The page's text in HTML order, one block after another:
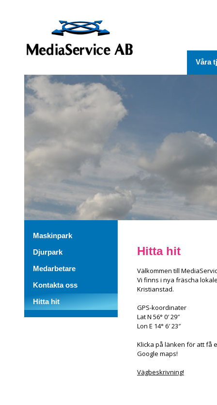
Våra
Maskinpark
Djurpark
Medarbetare
Kontakta oss
Hitta hit
Hitta hit
Välkommen till
Vi finns i nya fräscha
Kristianstad.
GPS-koordinater
Lat N 56° 0′ 29″
Lon E 14° 6′ 23″
Klicka på länken för att få
Google maps!
Vägbeskrivning!